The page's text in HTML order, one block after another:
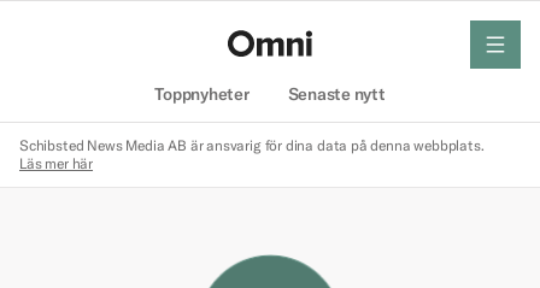
Toppnyheter Senaste nytt
meny
Schibsted News Media AB är ansvarig för dina data på denna webbplats.
Läs mer här